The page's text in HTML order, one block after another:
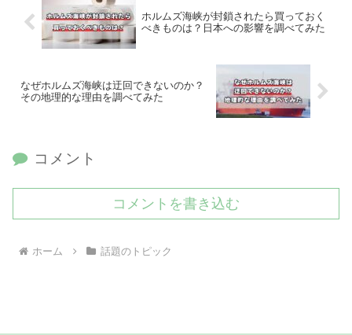
ホルムズ海峡が封鎖されたら買っておく
べきものは？日本への影響を調べてみた
なぜホルムズ海峡は迂回できないのか？
その地理的な理由を調べてみた
コメント
コメントを書き込む
ホーム 話題のトピック